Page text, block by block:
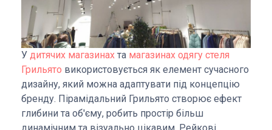
У дитячих магазинах та магазинах одягу стеля
Грильято використовується як елемент сучасного
дизайну, який можна адаптувати під концепцію
бренду. Пірамідальний Грильято створює ефект
глибини та об'єму, робить простір більш
динамічним та візуально цікавим. Рейкові